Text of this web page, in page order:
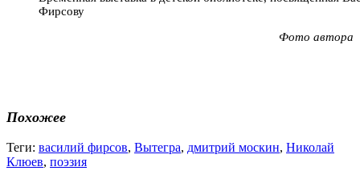
Фирсову
Фото автора
Похожее
Теги: василий фирсов, Вытегра, дмитрий москин, Николай
Клюев, поэзия